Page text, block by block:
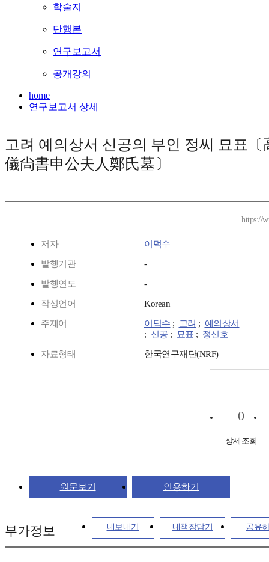
학술지
단행본
연구보고서
공개강의
home
연구보고서 상세
고려 예의상서 신공의 부인 정씨 묘표〔
儀尙書申公夫人鄭氏墓〕
https://
저자 이덕수
발행기관 -
발행연도 -
작성언어 Korean
주제어 이덕수 ; 고려 ; 예의상서
; 신공 ; 묘표 ; 정신호
자료형태 한국연구재단(NRF)
0
상세조회
원문보기 인용하기
내보내기 내책장담기 공유
부가정보